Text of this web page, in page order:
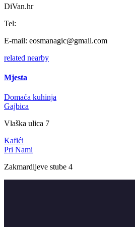
DiVan.hr
Tel:
E-mail: eosmanagic@gmail.com
related nearby
Mjesta
Domaća kuhinja
Gajbica
Vlaška ulica 7
Kafići
Pri Nami
Zakmardijeve stube 4